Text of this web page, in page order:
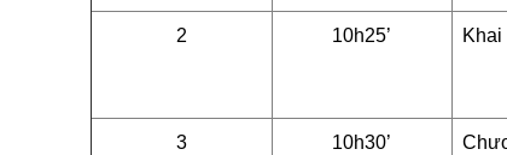
2 10h25’ Khai
3 10h30’